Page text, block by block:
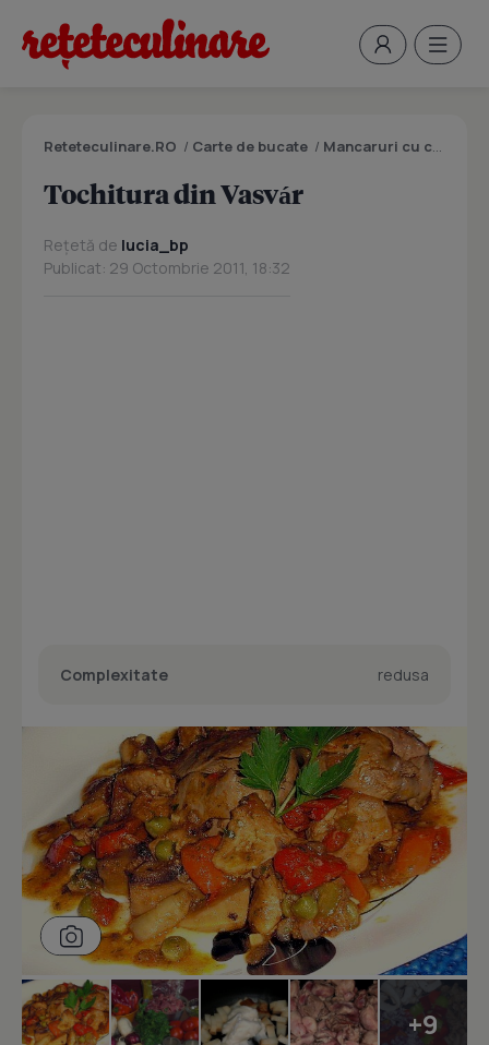
Reteteculinare.RO / Carte de bucate / Mancaruri cu carne
Tochitura din Vasvár
Rețetă de lucia_bp
Publicat: 29 Octombrie 2011, 18:32
Complexitate redusa
+9